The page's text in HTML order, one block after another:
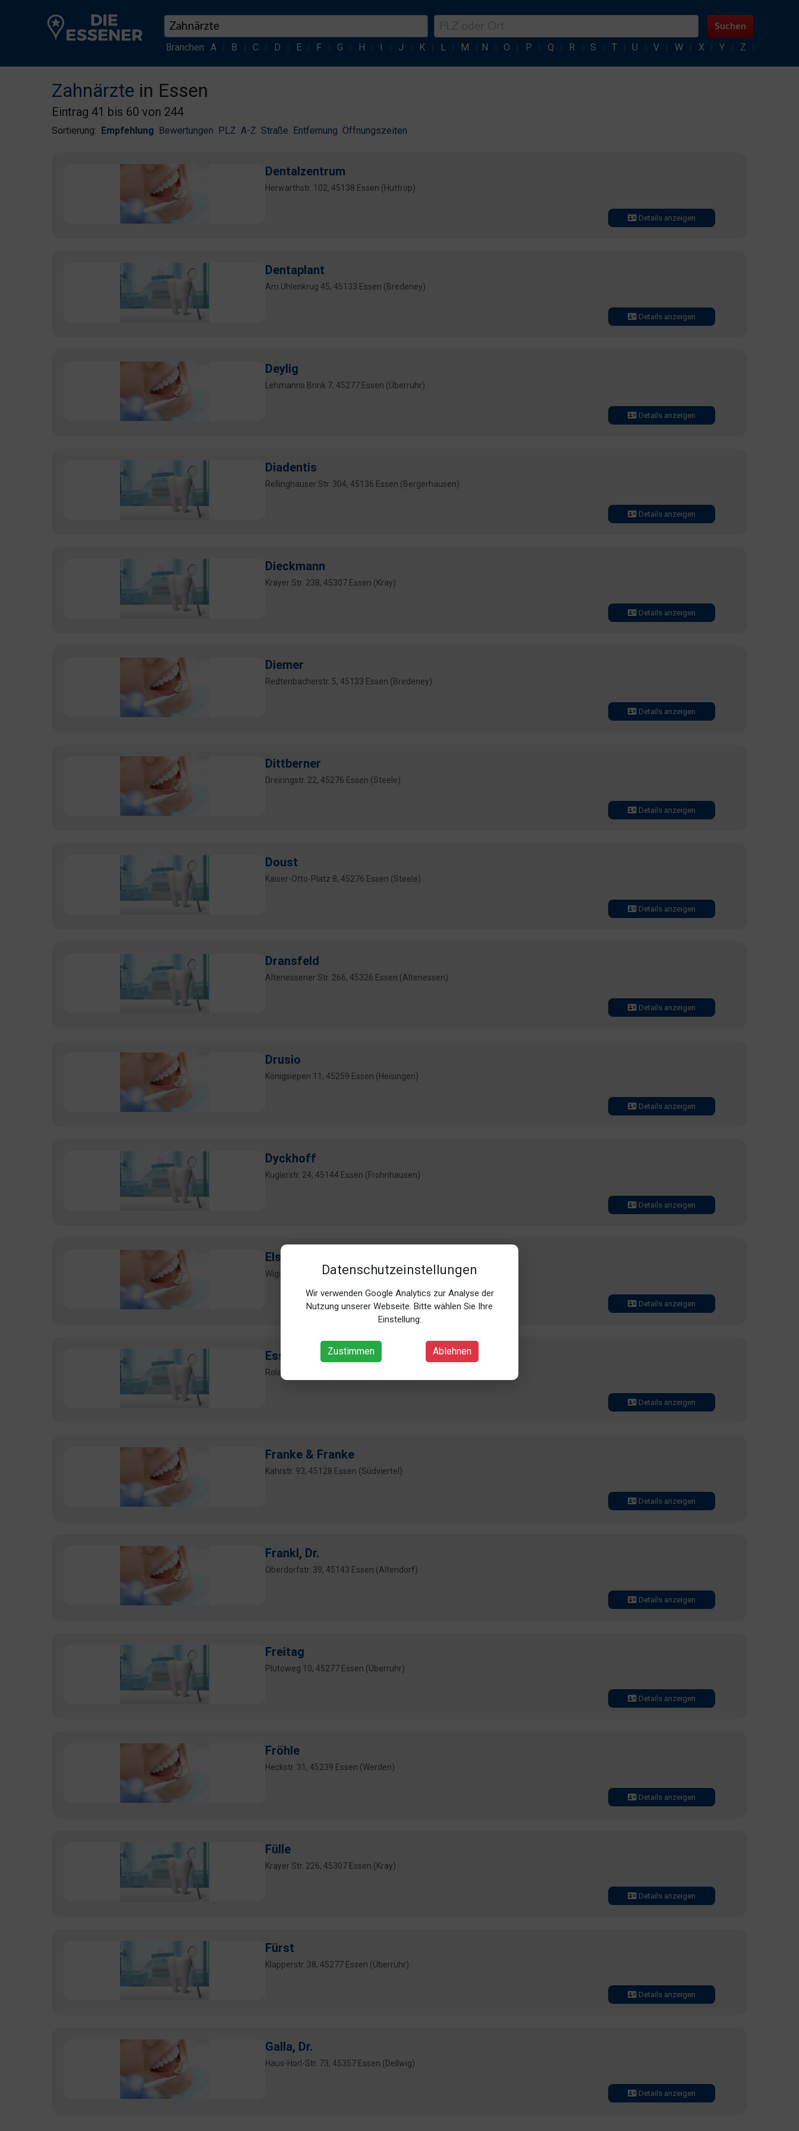
Datenschutzeinstellungen
Wir verwenden Google Analytics zur Analyse der
Nutzung unserer Webseite. Bitte wählen Sie Ihre
Einstellung:
Zustimmen Ablehnen
Suchen
Branchen: A B C D E F G H I J K L M N O P Q R S T U V W X Y Z
Zahnärzte in Essen
Eintrag 41 bis 60 von 244
Sortierung: Empfehlung Bewertungen PLZ A-Z Straße Entfernung Öffnungszeiten
Dentalzentrum
Herwarthstr. 102, 45138 Essen (Huttrop)
Details anzeigen
Dentaplant
Am Uhlenkrug 45, 45133 Essen (Bredeney)
Details anzeigen
Deylig
Lehmanns Brink 7, 45277 Essen (Überruhr)
Details anzeigen
Diadentis
Rellinghauser Str. 304, 45136 Essen (Bergerhausen)
Details anzeigen
Dieckmann
Krayer Str. 238, 45307 Essen (Kray)
Details anzeigen
Diemer
Redtenbacherstr. 5, 45133 Essen (Bredeney)
Details anzeigen
Dittberner
Dreiringstr. 22, 45276 Essen (Steele)
Details anzeigen
Doust
Kaiser-Otto-Platz 8, 45276 Essen (Steele)
Details anzeigen
Dransfeld
Altenessener Str. 266, 45326 Essen (Altenessen)
Details anzeigen
Drusio
Königsiepen 11, 45259 Essen (Heisingen)
Details anzeigen
Dyckhoff
Kuglerstr. 24, 45144 Essen (Frohnhausen)
Details anzeigen
Elsenheimer
Wigstr. 8, 45239 Essen (Werden)
Details anzeigen
Essers
Rolandstr. 7, 45128 Essen (Südviertel)
Details anzeigen
Franke & Franke
Kahrstr. 93, 45128 Essen (Südviertel)
Details anzeigen
Frankl, Dr.
Oberdorfstr. 39, 45143 Essen (Altendorf)
Details anzeigen
Freitag
Plutoweg 10, 45277 Essen (Überruhr)
Details anzeigen
Fröhle
Heckstr. 31, 45239 Essen (Werden)
Details anzeigen
Fülle
Krayer Str. 226, 45307 Essen (Kray)
Details anzeigen
Fürst
Klapperstr. 38, 45277 Essen (Überruhr)
Details anzeigen
Galla, Dr.
Haus-Horl-Str. 73, 45357 Essen (Dellwig)
Details anzeigen